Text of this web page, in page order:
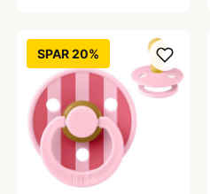
SPAR 20%